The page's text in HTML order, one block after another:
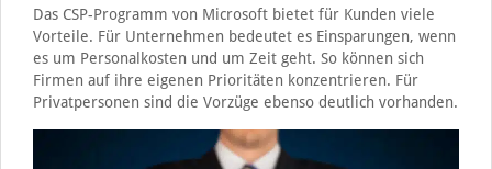
Das CSP-Programm von Microsoft bietet für Kunden viele
Vorteile. Für Unternehmen bedeutet es Einsparungen, wenn
es um Personalkosten und um Zeit geht. So können sich
Firmen auf ihre eigenen Prioritäten konzentrieren. Für
Privatpersonen sind die Vorzüge ebenso deutlich vorhanden.